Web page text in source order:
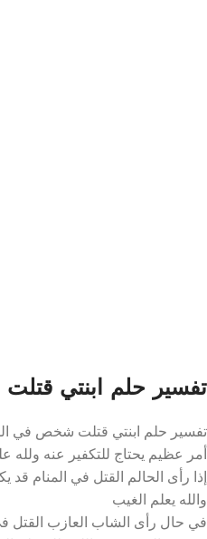
تفسير حلم ابنتي
تفسير حلم ابنتي قتلت شخص في
أمر عظيم يحتاج للتكفير عنه ولله
إذا رأى الحالم القتل في المنام
والله يعلم الغيب
في حال رأى الشاب العازب القتل